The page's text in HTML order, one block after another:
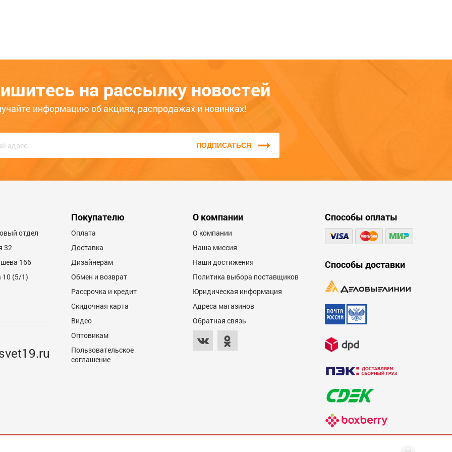
месяцев
600
поможет другим покупателям
определиться с выбором. Обратите
характеристикам.
Мы не публикуем отзывы, которые
написаны большими буквами или
оскорбления.
на рассылку новостей
информацию об акциях, распродажах и новинках!
ПОДПИСАТЬСЯ
отдел
32
166
10 (5/1)
Покупателю
Оплата
Доставка
Дизайнерам
Обмен и возврат
Рассрочка и кредит
Скидочная карта
Видео
Оптовикам
Пользовательское
соглашение
О компании
О компании
Наша миссия
Наши достижения
Политика выбора поставщиков
Юридическая информация
Адреса магазинов
Обратная связь
Способы оплаты
Способы доставки